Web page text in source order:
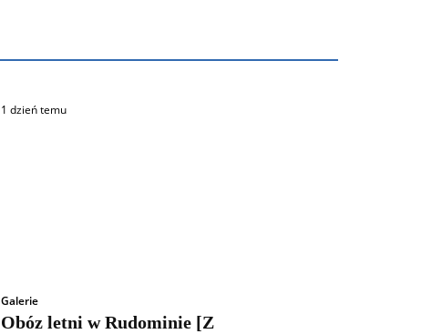
1 dzień temu
Galerie
Obóz letni w Rudominie [Z